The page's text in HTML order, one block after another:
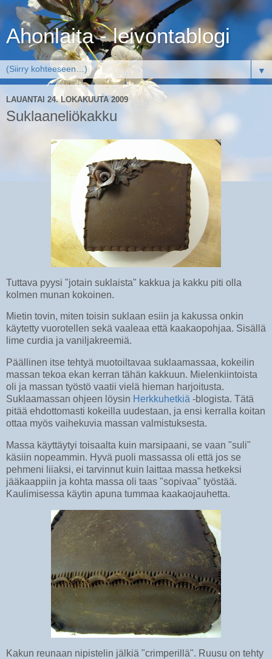
Ahonlaita - leivontablogi
▼
LAUANTAI 24. LOKAKUUTA 2009
Suklaaneliökakku
Tuttava pyysi "jotain suklaista" kakkua ja kakku piti olla
kolmen munan kokoinen.
Mietin tovin, miten toisin suklaan esiin ja kakussa onkin
käytetty vuorotellen sekä vaaleaa että kaakaopohjaa. Sisällä
lime curdia ja vaniljakreemiä.
Päällinen itse tehtyä muotoiltavaa suklaamassaa, kokeilin
massan tekoa ekan kerran tähän kakkuun. Mielenkiintoista
oli ja massan työstö vaatii vielä hieman harjoitusta.
Suklaamassan ohjeen löysin Herkkuhetkiä -blogista. Tätä
pitää ehdottomasti kokeilla uudestaan, ja ensi kerralla koitan
ottaa myös vaihekuvia massan valmistuksesta.
Massa käyttäytyi toisaalta kuin marsipaani, se vaan "suli"
käsiin nopeammin. Hyvä puoli massassa oli että jos se
pehmeni liiaksi, ei tarvinnut kuin laittaa massa hetkeksi
jääkaappiin ja kohta massa oli taas "sopivaa" työstää.
Kaulimisessa käytin apuna tummaa kaakaojauhetta.
Kakun reunaan nipistelin jälkiä "crimperillä". Ruusu on tehty